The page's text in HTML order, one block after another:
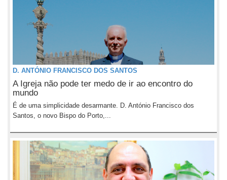
D. ANTÓNIO FRANCISCO DOS SANTOS
A Igreja não pode ter medo de ir ao encontro do
mundo
É de uma simplicidade desarmante. D. António Francisco dos
Santos, o novo Bispo do Porto,...